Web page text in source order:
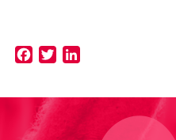
Facebook
Twitter